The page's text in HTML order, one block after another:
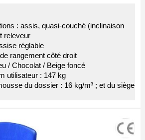
: assis, quasi-couché (inclinaison
releveur
réglable
rangement côté droit
/ Chocolat / Beige foncé
utilisateur : 147 kg
du dossier : 16 kg/m³ ; et du siège